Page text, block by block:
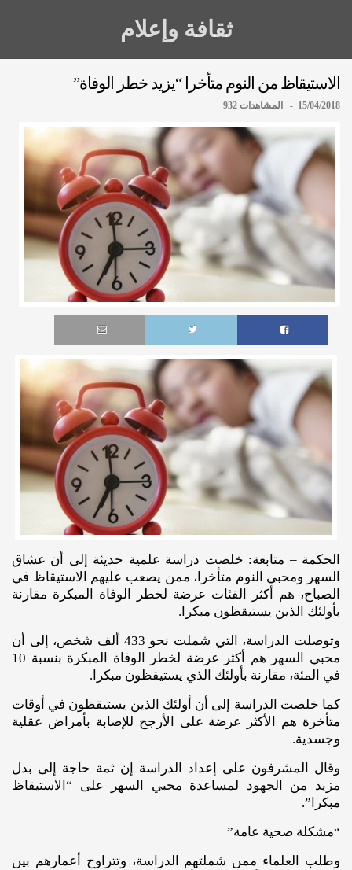
ثقافة وإعلام
الاستيقاظ من النوم متأخرا “يزيد خطر الوفاة”
15/04/2018 - المشاهدات 932
الحكمة – متابعة: خلصت دراسة علمية حديثة إلى أن عشاق
السهر ومحبي النوم متأخرا، ممن يصعب عليهم الاستيقاظ في
الصباح، هم أكثر الفئات عرضة لخطر الوفاة المبكرة مقارنة
بأولئك الذين يستيقظون مبكرا.
وتوصلت الدراسة، التي شملت نحو 433 ألف شخص، إلى أن
محبي السهر هم أكثر عرضة لخطر الوفاة المبكرة بنسبة 10
في المئة، مقارنة بأولئك الذي يستيقظون مبكرا.
كما خلصت الدراسة إلى أن أولئك الذين يستيقظون في أوقات
متأخرة هم الأكثر عرضة على الأرجح للإصابة بأمراض عقلية
وجسدية.
وقال المشرفون على إعداد الدراسة إن ثمة حاجة إلى بذل
مزيد من الجهود لمساعدة محبي السهر على “الاستيقاظ
مبكرا”.
“مشكلة صحية عامة”
وطلب العلماء ممن شملتهم الدراسة، وتتراوح أعمارهم بين